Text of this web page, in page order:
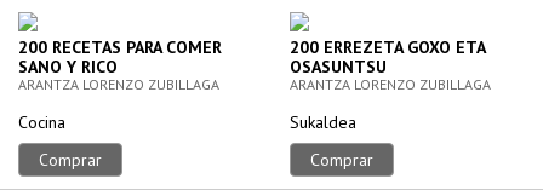
200 RECETAS PARA COMER
SANO Y RICO
ARANTZA LORENZO ZUBILLAGA
Cocina
Comprar
200 ERREZETA GOXO ETA
OSASUNTSU
ARANTZA LORENZO ZUBILLAGA
Sukaldea
Comprar